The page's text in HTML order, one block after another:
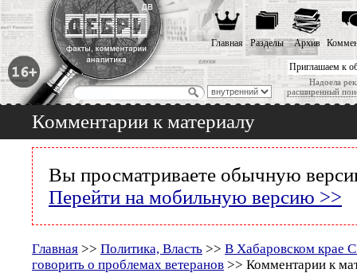
Приглашаем к
Надоела
расширенный
Главная Разделы Архив
Комментарии к материалу
Вы просматриваете обычную
Перейти на мобильную версию >>
Главная >> Политика, Власть >> В Хабаровском крае
говорить о проблемах ветеранов >> Комментарии к